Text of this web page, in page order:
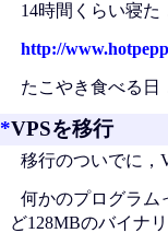
14時間くらい寝た
http://
たこやき食べる日
*VPSを移行
移行のついでに，
何かのプログラム
ど128MBのバイナ